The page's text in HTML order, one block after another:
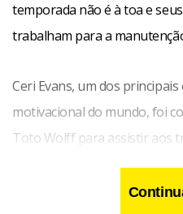
temporada não é à toa e
trabalham para a
Ceri Evans, um dos
motivacional do mundo, foi
Toto Wolff para assistir aos